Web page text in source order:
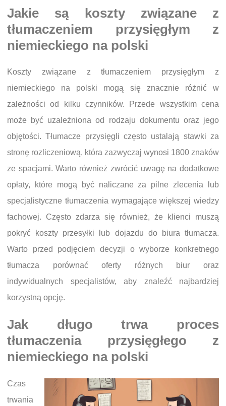
Jakie są koszty związane z
tłumaczeniem przysięgłym z
niemieckiego na polski
Koszty związane z tłumaczeniem przysięgłym z
niemieckiego na polski mogą się znacznie różnić w
zależności od kilku czynników. Przede wszystkim cena
może być uzależniona od rodzaju dokumentu oraz jego
objętości. Tłumacze przysięgli często ustalają stawki za
stronę rozliczeniową, która zazwyczaj wynosi 1800 znaków
ze spacjami. Warto również zwrócić uwagę na dodatkowe
opłaty, które mogą być naliczane za pilne zlecenia lub
specjalistyczne tłumaczenia wymagające większej wiedzy
fachowej. Często zdarza się również, że klienci muszą
pokryć koszty przesyłki lub dojazdu do biura tłumacza.
Warto przed podjęciem decyzji o wyborze konkretnego
tłumacza porównać oferty różnych biur oraz
indywidualnych specjalistów, aby znaleźć najbardziej
korzystną opcję.
Jak długo trwa proces
tłumaczenia przysięgłego z
niemieckiego na polski
Czas
trwania